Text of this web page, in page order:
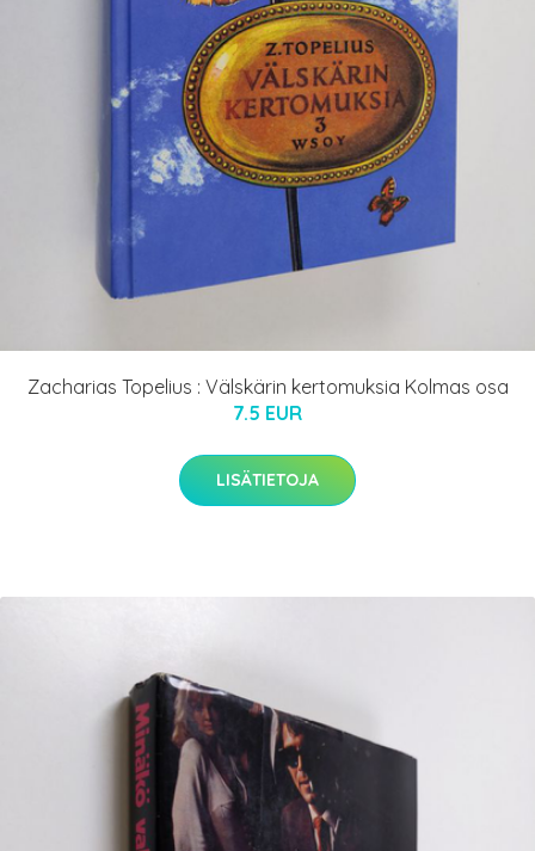
Zacharias Topelius : Välskärin kertomuksia Kolmas osa
7.5 EUR
LISÄTIETOJA